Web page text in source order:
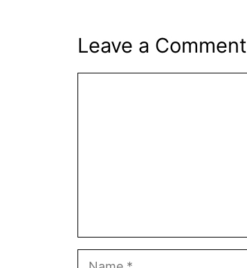
Leave a Comment
Name